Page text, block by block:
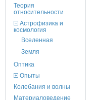
Теория
относительности
Астрофизика и
космология
Вселенная
Земля
Оптика
Опыты
Колебания и волны
Материаловедение